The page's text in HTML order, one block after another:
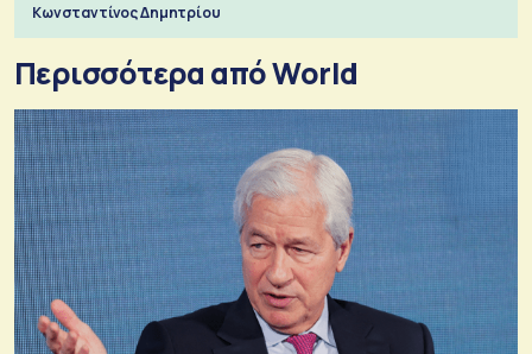
Κωνσταντίνος Δημητρίου
Περισσότερα από World